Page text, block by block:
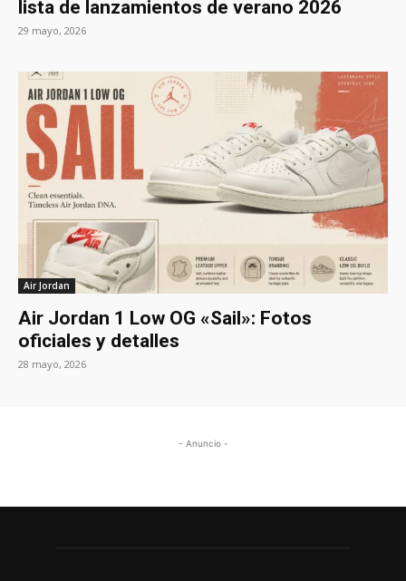
lista de lanzamientos de verano 2026
29 mayo, 2026
Air Jordan
Air Jordan 1 Low OG «Sail»: Fotos
oficiales y detalles
28 mayo, 2026
- Anuncio -